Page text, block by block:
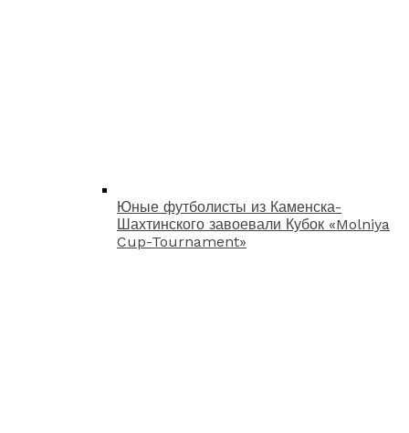
Юные футболисты из Каменска-
Шахтинского завоевали Кубок «Molniya
Cup-Tournament»